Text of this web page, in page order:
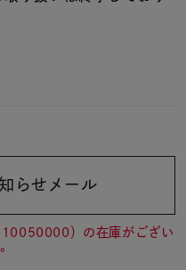
らせメール
）の在庫がござい